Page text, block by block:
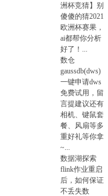
洲杯竞猜】别
傻傻的猜2021
欧洲杯赛果，
ai都帮你分析
好了！ ...
数仓
gaussdb(dws)
一键申请dws
免费试用，留
言提建议还有
相机、键鼠套
餐、风扇等多
重好礼等你拿
~...
数据湖探索
flink作业重启
后，如何保证
不丢失数